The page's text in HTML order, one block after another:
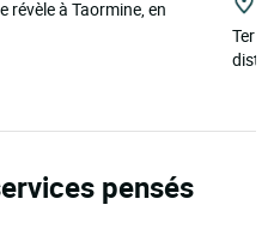
révèle à Taormine, en
pensés